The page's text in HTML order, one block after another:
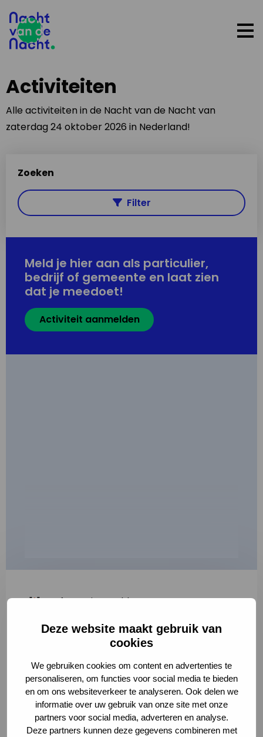
Deze website maakt gebruik van
cookies
We gebruiken cookies om content en advertenties te
personaliseren, om functies voor social media te bieden
en om ons websiteverkeer te analyseren. Ook delen we
informatie over uw gebruik van onze site met onze
partners voor social media, adverteren en analyse.
Deze partners kunnen deze gegevens combineren met
Activiteiten
Alle activiteiten in de Nacht van de Nacht van
zaterdag 24 oktober 2026 in Nederland!
Zoeken
Filter
Meld je hier aan als particulier,
bedrijf of gemeente en laat zien
dat je meedoet!
Activiteit aanmelden
"*" geeft vereiste velden aan
2
Volledige omschrijving*